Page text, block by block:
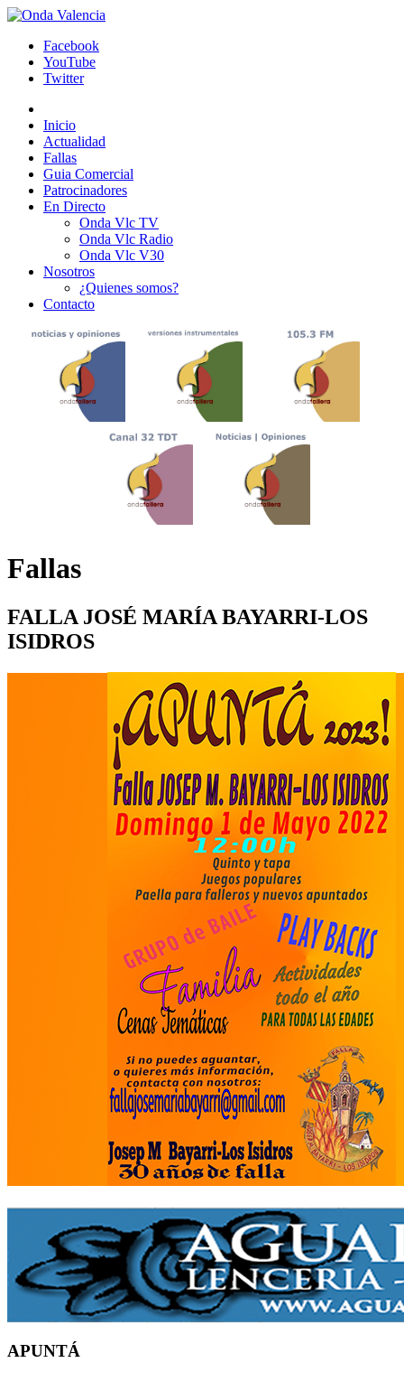
Facebook
YouTube
Twitter
Inicio
Actualidad
Fallas
Guia Comercial
Patrocinadores
En Directo
Onda Vlc TV
Onda Vlc Radio
Onda Vlc V30
Nosotros
¿Quienes somos?
Contacto
Fallas
FALLA JOSÉ MARÍA BAYARRI-LOS
ISIDROS
APUNTÁ